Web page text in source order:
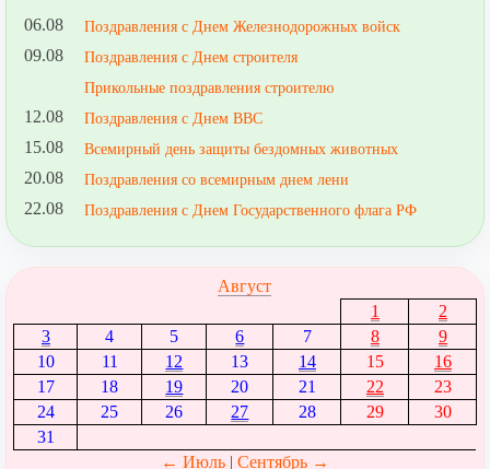
06.08 Поздравления с Днем Железнодорожных войск
09.08
Поздравления с Днем строителя
Прикольные поздравления строителю
12.08 Поздравления с Днем ВВС
15.08 Всемирный день защиты бездомных животных
20.08 Поздравления со всемирным днем лени
22.08 Поздравления с Днем Государственного флага РФ
Август
1
2
3
4 5 6 7 8
9
10
11 12 13 14 15
16
17
18 19 20 21 22
23
24
25 26 27 28 29
30
31
← Июль| Сентябрь →